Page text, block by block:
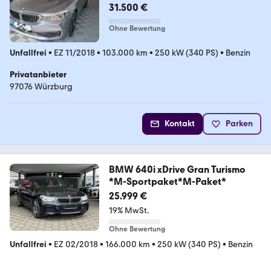
31.500 €
Ohne Bewertung
Unfallfrei • EZ 11/2018• 103.000 km • 250 kW (340 PS) • Benzin
Privatanbieter
97076 Würzburg
Kontakt Parken
BMW 640i xDrive Gran Turismo
*M-Sportpaket*M-Paket*
25.999 €
19% MwSt.
Ohne Bewertung
Unfallfrei • EZ 02/2018• 166.000 km • 250 kW (340 PS) • Benzin